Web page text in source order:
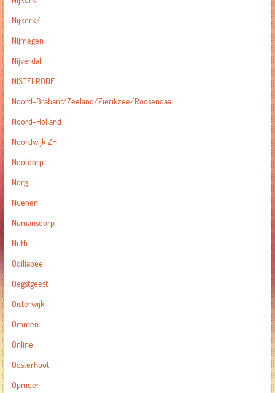
Nijkerk/
Nijmegen
Nijverdal
NISTELRODE
Noord-Brabant/Zeeland/Zierikzee/Roosendaal
Noord-Holland
Noordwijk ZH
Nootdorp
Norg
Nuenen
Numansdorp
Nuth
Odiliapeel
Oegstgeest
Oisterwijk
Ommen
Online
Oosterhout
Opmeer